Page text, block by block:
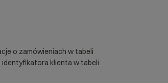
o zamówieniach w tabeli
identyfikatora klienta w tabeli